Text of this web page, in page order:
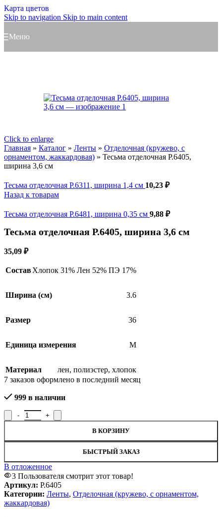
Карта цветов
Skip to navigation Skip to main content
Меню
Click to enlarge
Главная » Каталог » Ленты » Отделочная (кружево, с
орнаментом, жаккардовая) » Тесьма отделочная Р.6405,
ширина 3,6 см
Тесьма отделочная Р.6311, ширина 1,4 см 10,23 ₽
Назад к товарам
Тесьма отделочная Р.6481, ширина 0,35 см 9,88 ₽
Тесьма отделочная Р.6405, ширина 3,6 см
35,09 ₽
СоставХлопок 31% Лен 52% ПЭ 17%
Ширина (см) 3.6
Размер 36
Единица измерения М
Материал лен, полиэстер, хлопок
7 заказов оформлено в последний месяц
999 в наличии
Количество товара Тесьма отделочная Р.6405, ширина 3,6 см
В КОРЗИНУ
БЫСТРЫЙ ЗАКАЗ
В отложенное
3 Пользователя смотрит этот товар!
Артикул: Р.6405
Категории: Ленты, Отделочная (кружево, с орнаментом,
жаккардовая)